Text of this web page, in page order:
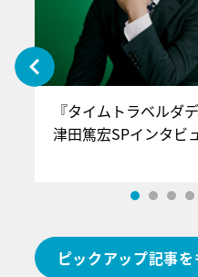
『タイムトラベルダ
津田篤宏SPイン
ピックアップ記事